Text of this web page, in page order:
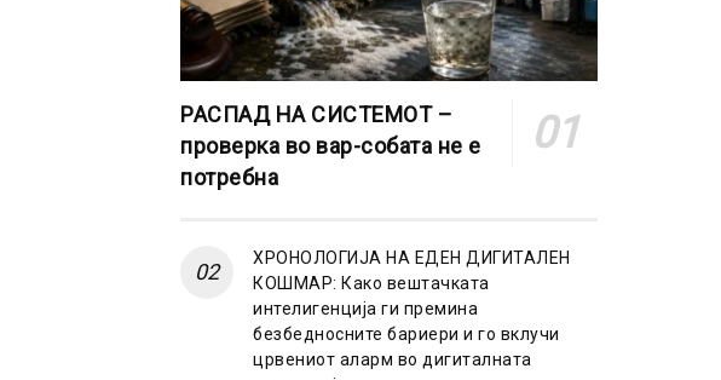
РАСПАД НА СИСТЕМОТ –
проверка во вар-собата не е
потребна
ХРОНОЛОГИЈА НА ЕДЕН ДИГИТАЛЕН
КОШМАР: Како вештачката
интелигенција ги премина
безбедносните бариери и го вклучи
црвениот аларм во дигиталната